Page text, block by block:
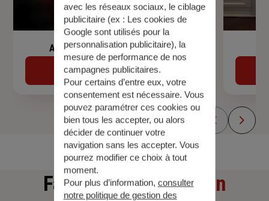
Assurance de prêt immobilier
Découvrir
Faitesune simulation
avec les réseaux sociaux, le ciblage
publicitaire (ex : Les cookies de
Google sont utilisés pour la
personnalisation publicitaire), la
mesure de performance de nos
campagnes publicitaires.
Pour certains d’entre eux, votre
consentement est nécessaire. Vous
pouvez paramétrer ces cookies ou
bien tous les accepter, ou alors
décider de continuer votre
navigation sans les accepter. Vous
pourrez modifier ce choix à tout
moment.
Pour plus d’information, consulter
notre politique de gestion des